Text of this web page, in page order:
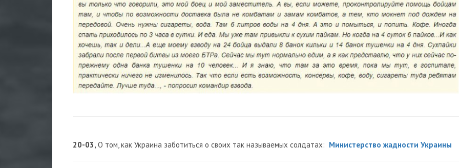
20-03, О том, как Украина заботиться о своих так называемых солдатах: Министерство жадности Украины